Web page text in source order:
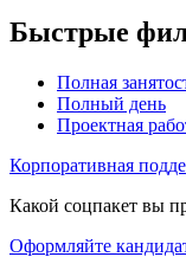
Быстрые
Полная
Полный день
Проектная
Корпоративная
Какой соцпакет вы
Оформляйте